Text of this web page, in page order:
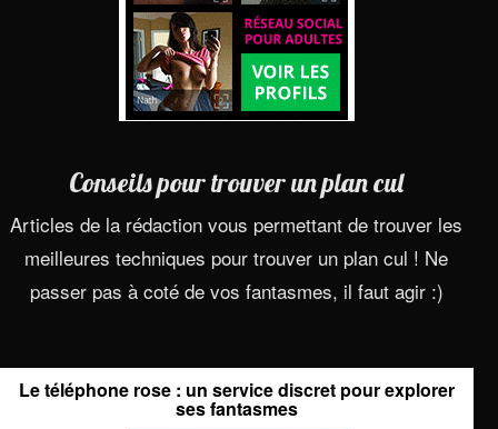
Conseils pour trouver un plan cul
Articles de la rédaction vous permettant de trouver les
meilleures techniques pour trouver un plan cul ! Ne
passer pas à coté de vos fantasmes, il faut agir :)
Le téléphone rose : un service discret pour explorer
ses fantasmes